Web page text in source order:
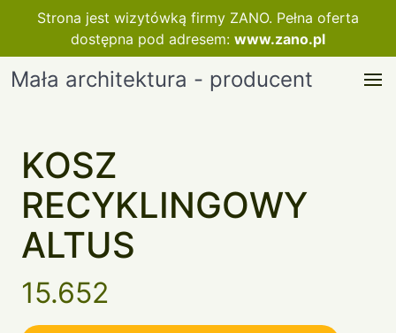
Strona jest wizytówką firmy ZANO. Pełna oferta
dostępna pod adresem: www.zano.pl
Mała architektura - producent
KOSZ
RECYKLINGOWY
ALTUS
15.652